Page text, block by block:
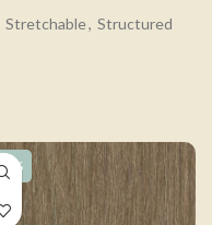
Stretchable, Structured